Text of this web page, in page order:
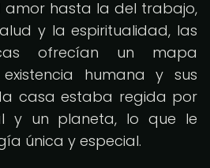
amor hasta la del trabajo,
y la espiritualidad, las
ofrecían un mapa
humana y sus
casa estaba regida por
y un planeta, lo que le
única y especial.